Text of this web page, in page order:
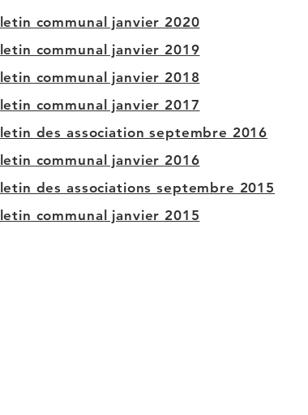
communal janvier 2020
communal janvier 2019
communal janvier 2018
communal janvier 2017
des association septembre 2016
communal janvier 2016
des associations septembre 2015
communal janvier 2015